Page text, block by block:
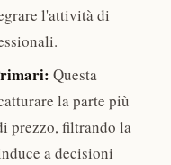
l'attività di
Questa
la parte più
prezzo, filtrando la
a decisioni